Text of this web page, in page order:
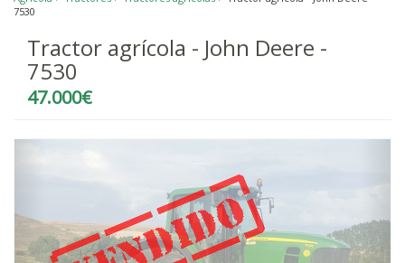
7530
Tractor agrícola - John Deere -
7530
47.000€